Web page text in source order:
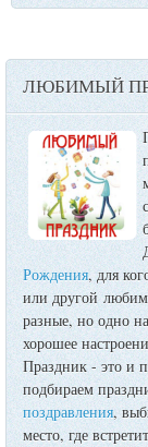
ЛЮБИМЫЙ
Рождения, для
или другой
разные, но одно
хорошее
Праздник - это и
подбираем
поздравления,
место, где